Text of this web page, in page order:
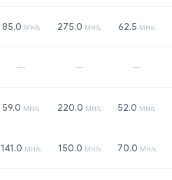
85.0 MH/s 275.0 MH/s 62.5 MH/s
— — —
59.0 MH/s 220.0 MH/s 52.0 MH/s
141.0 MH/s 150.0 MH/s 70.0 MH/s